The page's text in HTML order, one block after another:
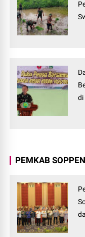
di
PEMKAB